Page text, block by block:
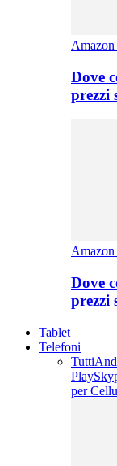
Dove
prezzi
Dove
prezzi
Tablet
Telefoni
Tutti
Play
per